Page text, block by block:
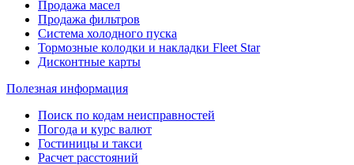
Продажа масел
Продажа фильтров
Система холодного пуска
Тормозные колодки и накладки Fleet Star
Дисконтные карты
Полезная информация
Поиск по кодам неисправностей
Погода и курс валют
Гостиницы и такси
Расчет расстояний